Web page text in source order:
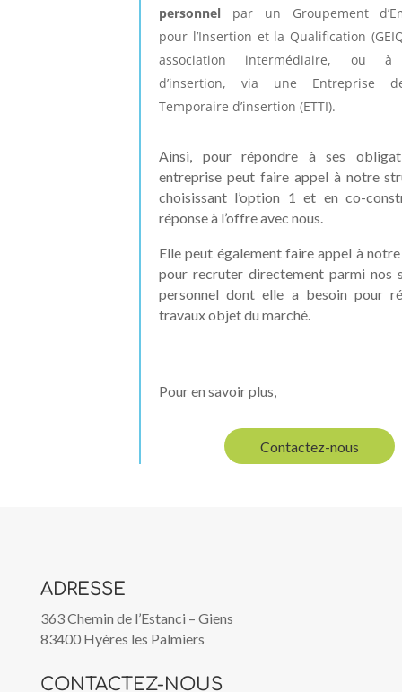
personnel par un Groupement
pour l’Insertion et la Qualification
association intermédiaire, ou à
d’insertion, via une Entreprise
Temporaire d’insertion (ETTI).
Ainsi, pour répondre à ses
entreprise peut faire appel à notre
choisissant l’option 1 et en co-
réponse à l’offre avec nous.
Elle peut également faire appel à
pour recruter directement parmi nos
personnel dont elle a besoin pour
travaux objet du marché.
Pour en savoir plus,
Contactez-nous
ADRESSE
363 Chemin de l’Estanci – Giens
83400 Hyères les Palmiers
CONTACTEZ-NOUS